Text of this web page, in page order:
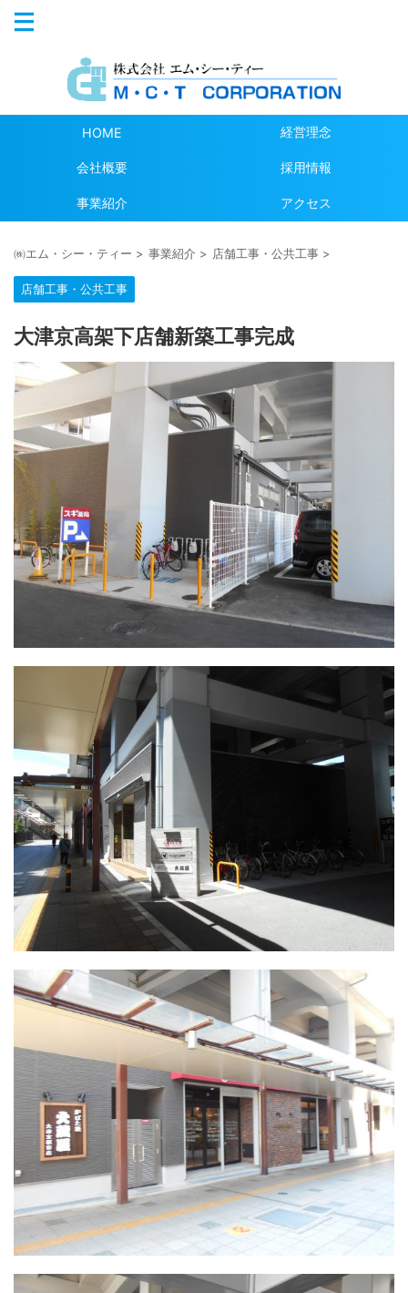
HOME 経営理念
会社概要 採用情報
事業紹介 アクセス
㈱エム・シー・ティー > 事業紹介 > 店舗工事・公共工事 >
店舗工事・公共工事
大津京高架下店舗新築工事完成